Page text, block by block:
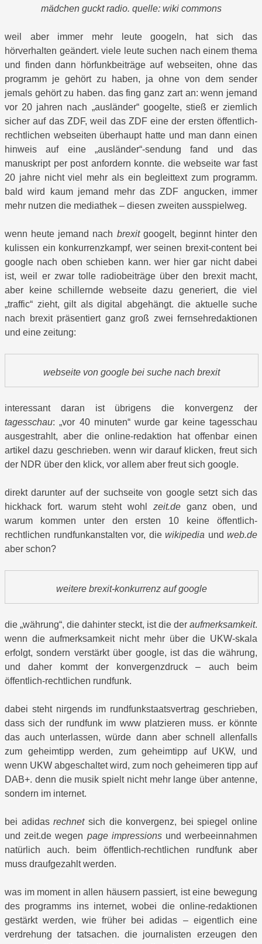
mädchen guckt radio. quelle: wiki commons
weil aber immer mehr leute googeln, hat sich das
hörverhalten geändert. viele leute suchen nach einem thema
und finden dann hörfunkbeiträge auf webseiten, ohne das
programm je gehört zu haben, ja ohne von dem sender
jemals gehört zu haben. das fing ganz zart an: wenn jemand
vor 20 jahren nach „ausländer“ googelte, stieß er ziemlich
sicher auf das ZDF, weil das ZDF eine der ersten öffentlich-
rechtlichen webseiten überhaupt hatte und man dann einen
hinweis auf eine „ausländer“-sendung fand und das
manuskript per post anfordern konnte. die webseite war fast
20 jahre nicht viel mehr als ein begleittext zum programm.
bald wird kaum jemand mehr das ZDF angucken, immer
mehr nutzen die mediathek – diesen zweiten ausspielweg.
wenn heute jemand nach brexitgoogelt, beginnt hinter den
kulissen ein konkurrenzkampf, wer seinen brexit-content bei
google nach oben schieben kann. wer hier gar nicht dabei
ist, weil er zwar tolle radiobeiträge über den brexit macht,
aber keine schillernde webseite dazu generiert, die viel
„traffic“ zieht, gilt als digital abgehängt. die aktuelle suche
nach brexit präsentiert ganz groß zwei fernsehredaktionen
und eine zeitung:
webseite von google bei suche nach brexit
interessant daran ist übrigens die konvergenz der
tagesschau: „vor 40 minuten“ wurde gar keine tagesschau
ausgestrahlt, aber die online-redaktion hat offenbar einen
artikel dazu geschrieben. wenn wir darauf klicken, freut sich
der NDR über den klick, vor allem aber freut sich google.
direkt darunter auf der suchseite von google setzt sich das
hickhack fort. warum steht wohl zeit.deganz oben, und
warum kommen unter den ersten 10 keine öffentlich-
rechtlichen rundfunkanstalten vor, die wikipedia und web.de
aber schon?
weitere brexit-konkurrenz auf google
die „währung“, die dahinter steckt, ist die der aufmerksamkeit.
wenn die aufmerksamkeit nicht mehr über die UKW-skala
erfolgt, sondern verstärkt über google, ist das die währung,
und daher kommt der konvergenzdruck – auch beim
öffentlich-rechtlichen rundfunk.
dabei steht nirgends im rundfunkstaatsvertrag geschrieben,
dass sich der rundfunk im www platzieren muss. er könnte
das auch unterlassen, würde dann aber schnell allenfalls
zum geheimtipp werden, zum geheimtipp auf UKW, und
wenn UKW abgeschaltet wird, zum noch geheimeren tipp auf
DAB+. denn die musik spielt nicht mehr lange über antenne,
sondern im internet.
bei adidasrechnetsich die konvergenz, bei spiegel online
und zeit.de wegen page impressionsund werbeeinnahmen
natürlich auch. beim öffentlich-rechtlichen rundfunk aber
muss draufgezahlt werden.
was im moment in allen häusern passiert, ist eine bewegung
des programms ins internet, wobei die online-redaktionen
gestärkt werden, wie früher bei adidas – eigentlich eine
verdrehung der tatsachen. die journalisten erzeugen den